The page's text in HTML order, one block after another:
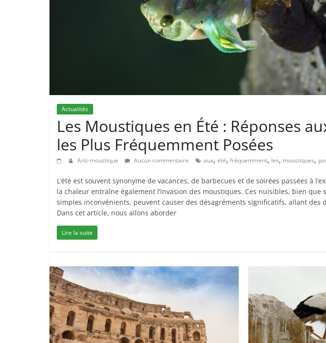
Actualités
Les Moustiques en Été : Réponses
les Plus Fréquemment Posées
Anti-moustique Aucun commentaire aux, été, fréquemment, les, moustiques,
L’été est souvent synonyme de vacances, de barbecues et de soirées passées à
la chaleur entraîne également l’invasion des moustiques. Ces nuisibles, bien que
simples inconvénients, peuvent causer des désagréments significatifs, allant des
Dans cet article, nous allons aborder
Lire la suite